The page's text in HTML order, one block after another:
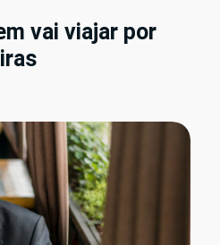
vai viajar por